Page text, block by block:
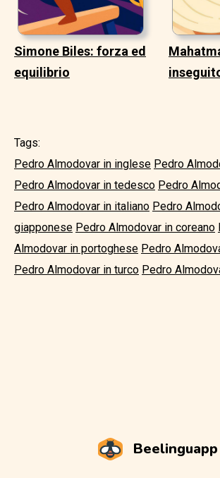
Simone Biles: forza ed
equilibrio
Tags:
Pedro Almodovar in inglese Pedro
Pedro Almodovar in tedesco Pedro
Pedro Almodovar in italiano Pedro
giapponese Pedro Almodovar in coreano
Almodovar in portoghese Pedro
Pedro Almodovar in turco Pedro
Beelinguapp